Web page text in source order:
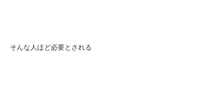
そんな人ほど必要とされる